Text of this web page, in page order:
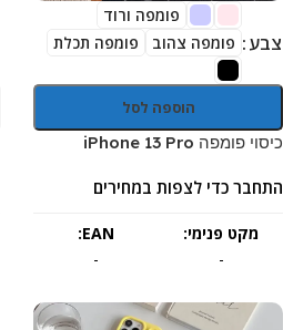
צבע
פומפה ורוד
פומפה צהוב
פומפה תכלת
הוספה לסל
כיסוי פומפה iPhone 13 Pro
התחבר כדי לצפות במחירים
מקט פנימי:
-
EAN:
-